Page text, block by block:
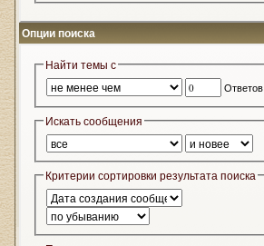
Опции поиска
Найти темы с
Ответов
Искать сообщения
Критерии сортировки результата поиска